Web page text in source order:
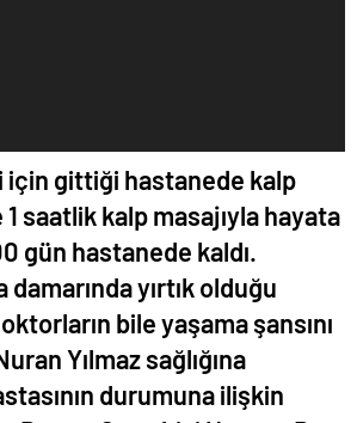
için gittiği hastanede kalp
saatlik kalp masajıyla hayata
gün hastanede kaldı.
yırtık olduğu
bile yaşama şansını
Yılmaz sağlığına
durumuna ilişkin